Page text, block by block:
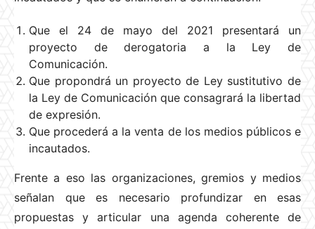
Que el 24 de mayo del 2021 presentará un
proyecto de derogatoria a la Ley de
Comunicación.
Que propondrá un proyecto de Ley sustitutivo de
la Ley de Comunicación que consagrará la libertad
de expresión.
Que procederá a la venta de los medios públicos e
incautados.
Frente a eso las organizaciones, gremios y medios
señalan que es necesario profundizar en esas
propuestas y articular una agenda coherente de